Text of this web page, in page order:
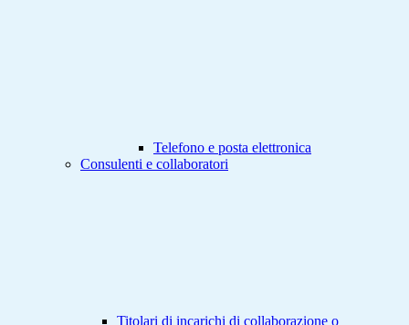
Telefono e posta elettronica
Consulenti e collaboratori
Titolari di incarichi di collaborazione o